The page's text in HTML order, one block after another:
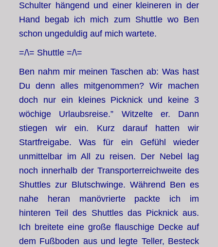
Schulter hängend und einer kleineren in der
Hand begab ich mich zum Shuttle wo Ben
schon ungeduldig auf mich wartete.
=/\= Shuttle =/\=
Ben nahm mir meinen Taschen ab: Was hast
Du denn alles mitgenommen? Wir machen
doch nur ein kleines Picknick und keine 3
wöchige Urlaubsreise.” Witzelte er. Dann
stiegen wir ein. Kurz darauf hatten wir
Startfreigabe. Was für ein Gefühl wieder
unmittelbar im All zu reisen. Der Nebel lag
noch innerhalb der Transporterreichweite des
Shuttles zur Blutschwinge. Während Ben es
nahe heran manövrierte packte ich im
hinteren Teil des Shuttles das Picknick aus.
Ich breitete eine große flauschige Decke auf
dem Fußboden aus und legte Teller, Besteck